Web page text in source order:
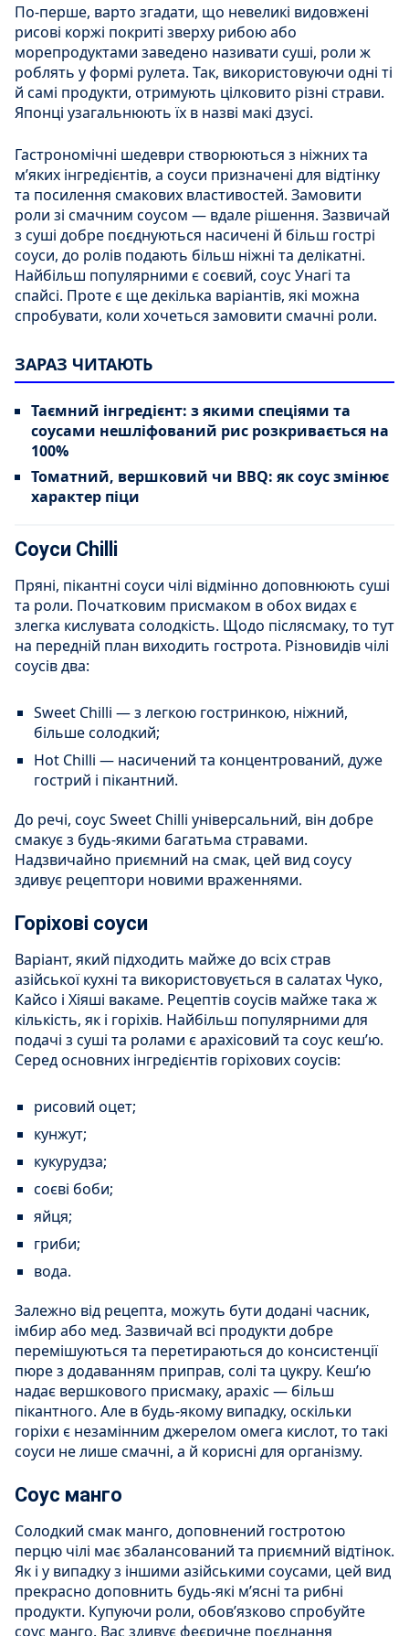
По-перше, варто згадати, що невеликі видовжені
рисові коржі покриті зверху рибою або
морепродуктами заведено називати суші, роли ж
роблять у формі рулета. Так, використовуючи одні ті
й самі продукти, отримують цілковито різні страви.
Японці узагальнюють їх в назві макі дзусі.
Гастрономічні шедеври створюються з ніжних та
м’яких інгредієнтів, а соуси призначені для відтінку
та посилення смакових властивостей. Замовити
роли зі смачним соусом — вдале рішення. Зазвичай
з суші добре поєднуються насичені й більш гострі
соуси, до ролів подають більш ніжні та делікатні.
Найбільш популярними є соєвий, соус Унагі та
спайсі. Проте є ще декілька варіантів, які можна
спробувати, коли хочеться замовити смачні роли.
ЗАРАЗ ЧИТАЮТЬ
Таємний інгредієнт: з якими спеціями та
соусами нешліфований рис розкривається на
100%
Томатний, вершковий чи BBQ: як соус змінює
характер піци
Соуси Сhilli
Пряні, пікантні соуси чілі відмінно доповнюють суші
та роли. Початковим присмаком в обох видах є
злегка кислувата солодкість. Щодо післясмаку, то тут
на передній план виходить гострота. Різновидів чілі
соусів два:
Sweet Сhilli — з легкою гостринкою, ніжний,
більше солодкий;
Hot Сhilli — насичений та концентрований, дуже
гострий і пікантний.
До речі, соус Sweet Сhilli універсальний, він добре
смакує з будь-якими багатьма стравами.
Надзвичайно приємний на смак, цей вид соусу
здивує рецептори новими враженнями.
Горіхові соуси
Варіант, який підходить майже до всіх страв
азійської кухні та використовується в салатах Чуко,
Кайсо і Хіяші вакаме. Рецептів соусів майже така ж
кількість, як і горіхів. Найбільш популярними для
подачі з суші та ролами є арахісовий та соус кеш’ю.
Серед основних інгредієнтів горіхових соусів:
рисовий оцет;
кунжут;
кукурудза;
соєві боби;
яйця;
гриби;
вода.
Залежно від рецепта, можуть бути додані часник,
імбир або мед. Зазвичай всі продукти добре
перемішуються та перетираються до консистенції
пюре з додаванням приправ, солі та цукру. Кеш’ю
надає вершкового присмаку, арахіс — більш
пікантного. Але в будь-якому випадку, оскільки
горіхи є незамінним джерелом омега кислот, то такі
соуси не лише смачні, а й корисні для організму.
Соус манго
Солодкий смак манго, доповнений гостротою
перцю чілі має збалансований та приємний відтінок.
Як і у випадку з іншими азійськими соусами, цей вид
прекрасно доповнить будь-які м’ясні та рибні
продукти. Купуючи роли, обов’язково спробуйте
соус манго. Вас здивує феєричне поєднання